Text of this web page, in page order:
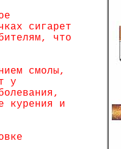
сигарет
что
смолы,
у
курения и